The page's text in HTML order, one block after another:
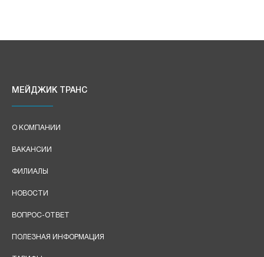
МЕЙДЖИК ТРАНС
О КОМПАНИИ
ВАКАНСИИ
ФИЛИАЛЫ
НОВОСТИ
ВОПРОС-ОТВЕТ
ПОЛЕЗНАЯ ИНФОРМАЦИЯ